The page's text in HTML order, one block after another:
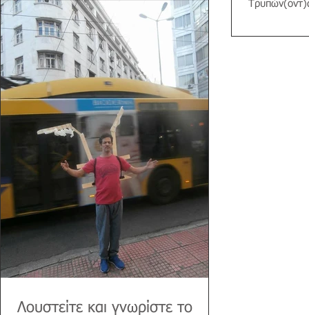
Λουστείτε και γνωρίστε το